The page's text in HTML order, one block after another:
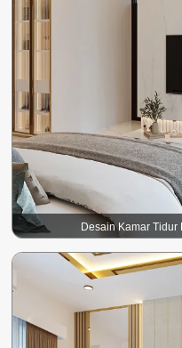
Desain Kamar Tidur